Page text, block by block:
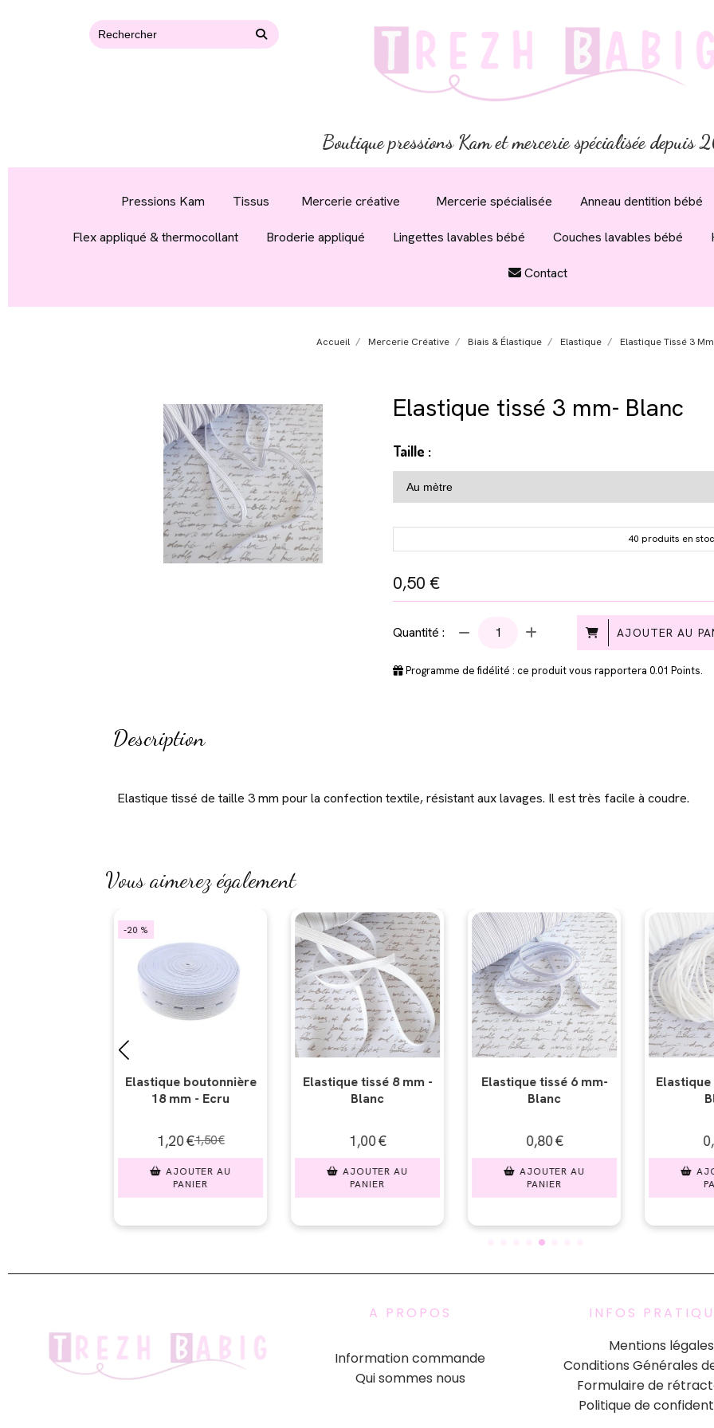
Boutique pressions Kam et mercerie spécialisée
Pressions Kam Tissus Mercerie créative Mercerie spécialisée Anneau dentition bébé
Flex appliqué & thermocollant Broderie appliqué Lingettes lavables bébé Couches lavables bébé
Contact
Accueil Mercerie Créative Biais & Élastique Elastique Elastique Tissé 3
Elastique tissé 3 mm- Blanc
Taille :
40 produits en
0,50 €
Quantité : AJOUTER AU
Programme de fidélité : ce produit vous rapportera0.01 Points.
Description
Elastique tissé de taille 3 mm pour la confection textile, résistant aux lavages. Il est très facile à coudre.
Vous aimerez également
Elastique tissé 8 mm -
Blanc
1,00€
AJOUTER AU
PANIER
Elastique tissé 6 mm-
Blanc
0,80€
AJOUTER AU
PANIER
Elastique rond 3 mm -
Blanc
0,60€
AJOUTER AU
PANIER
Elastique
masque -
A PROPOS
Information commande
Qui sommes nous
INFOS
Mentions légales
Conditions Générales
Formulaire de
Politique de